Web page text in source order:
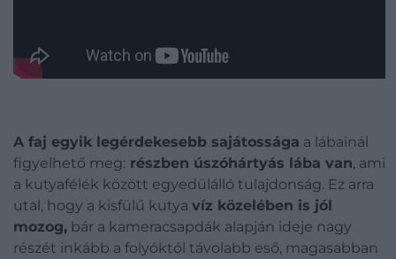
A faj egyik legérdekesebb sajátossága a lábainál
figyelhető meg: részben úszóhártyás lába van, ami
a kutyafélék között egyedülálló tulajdonság. Ez arra
utal, hogy a kisfülű kutya víz közelében is jól
mozog, bár a kameracsapdák alapján ideje nagy
részét inkább a folyóktól távolabb eső, magasabban